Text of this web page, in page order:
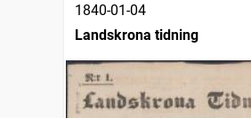
1840-01-04
Landskrona tidning